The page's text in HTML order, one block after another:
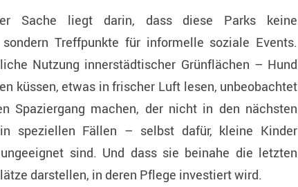
Sache liegt darin, dass diese Parks keine
Treffpunkte für informelle soziale Events.
Nutzung innerstädtischer Grünflächen – Hund
küssen, etwas in frischer Luft lesen, unbeobachtet
Spaziergang machen, der nicht in den nächsten
speziellen Fällen – selbst dafür, kleine Kinder
sind. Und dass sie beinahe die letzten
darstellen, in deren Pflege investiert wird.